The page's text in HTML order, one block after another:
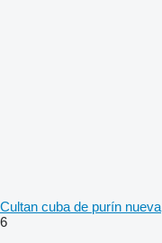
Cultan cuba de purín nueva
6